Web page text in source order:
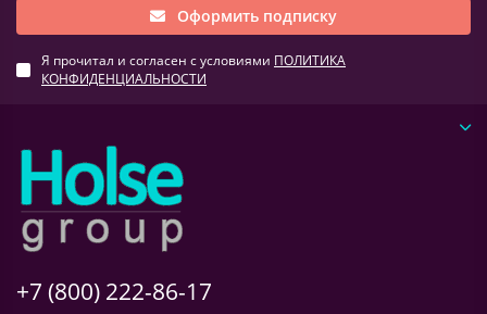
Оформить подписку
Я прочитал и согласен с условиями ПОЛИТИКА
КОНФИДЕНЦИАЛЬНОСТИ
+7 (800) 222-86-17